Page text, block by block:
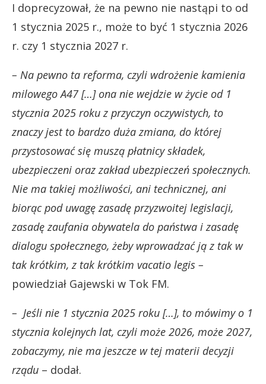
I doprecyzował, że na pewno nie nastąpi to od
1 stycznia 2025 r., może to być 1 stycznia 2026
r. czy 1 stycznia 2027 r.
– Na pewno ta reforma, czyli wdrożenie kamienia
milowego A47 […] ona nie wejdzie w życie od 1
stycznia 2025 roku z przyczyn oczywistych, to
znaczy jest to bardzo duża zmiana, do której
przystosować się muszą płatnicy składek,
ubezpieczeni oraz zakład ubezpieczeń społecznych.
Nie ma takiej możliwości, ani technicznej, ani
biorąc pod uwagę zasadę przyzwoitej legislacji,
zasadę zaufania obywatela do państwa i zasadę
dialogu społecznego, żeby wprowadzać ją z tak w
tak krótkim, z tak krótkim vacatio legis –
powiedział Gajewski w Tok FM.
– Jeśli nie 1 stycznia 2025 roku […], to mówimy o 1
stycznia kolejnych lat, czyli może 2026, może 2027,
zobaczymy, nie ma jeszcze w tej materii decyzji
rządu – dodał.